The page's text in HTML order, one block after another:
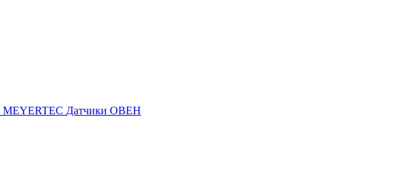
MEYERTEC Датчики ОВЕН